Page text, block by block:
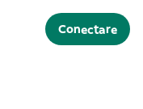
Conectare